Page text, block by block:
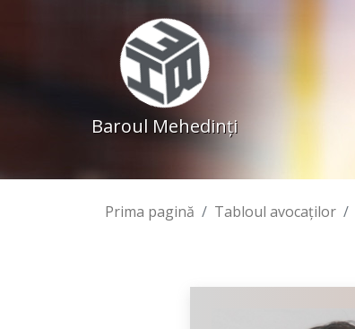
Baroul Mehedinţi
Prima pagină Tabloul avocaţilor